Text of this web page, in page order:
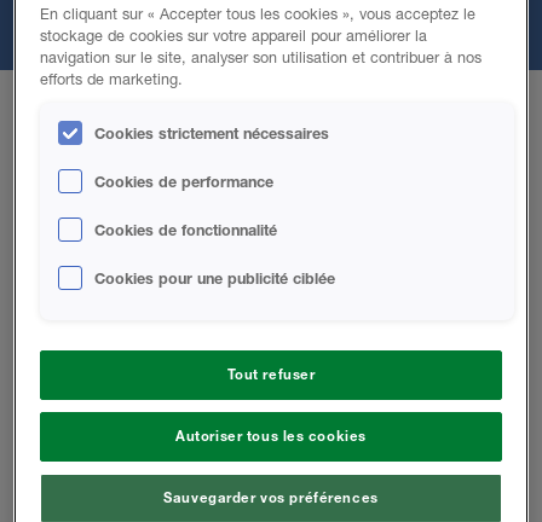
couramment utilisé dans les bâtiments à l’international.
Agribalance
supérieure fabriquée à partir d'huiles naturelles
R supérieure aux autres isolants à cellules ouvertes
et a une meilleure performance à l'étanchéité à l'air.
Lors de l'application, il est plus facile de contrôler
l'épaisseur et ainsi augmenter la rentabilité du
En cliquant sur « Accepter tous les cookies », vous acceptez le
stockage de cookies sur votre appareil pour améliorer la
navigation sur le site, analyser son utilisation et contribuer à nos
efforts de marketing.
Cookies strictement nécessaires
Cookies de performance
Cookies de fonctionnalité
Cookies pour une publicité ciblée
Tout refuser
Autoriser tous les cookies
Sauvegarder vos préférences